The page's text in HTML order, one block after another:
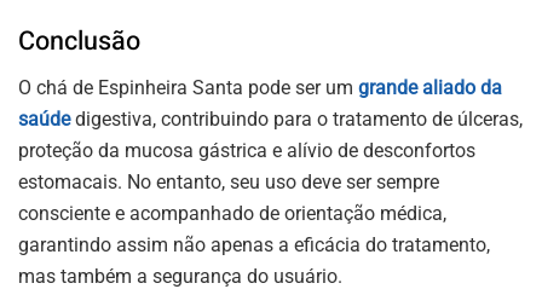
Conclusão
O chá de Espinheira Santa pode ser um grande aliado da
saúdedigestiva, contribuindo para o tratamento de úlceras,
proteção da mucosa gástrica e alívio de desconfortos
estomacais. No entanto, seu uso deve ser sempre
consciente e acompanhado de orientação médica,
garantindo assim não apenas a eficácia do tratamento,
mas também a segurança do usuário.